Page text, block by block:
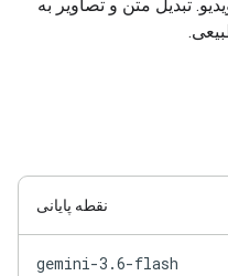
تبدیل متن و تصاویر به
نقطه پایانی
gemini-3.6-flash